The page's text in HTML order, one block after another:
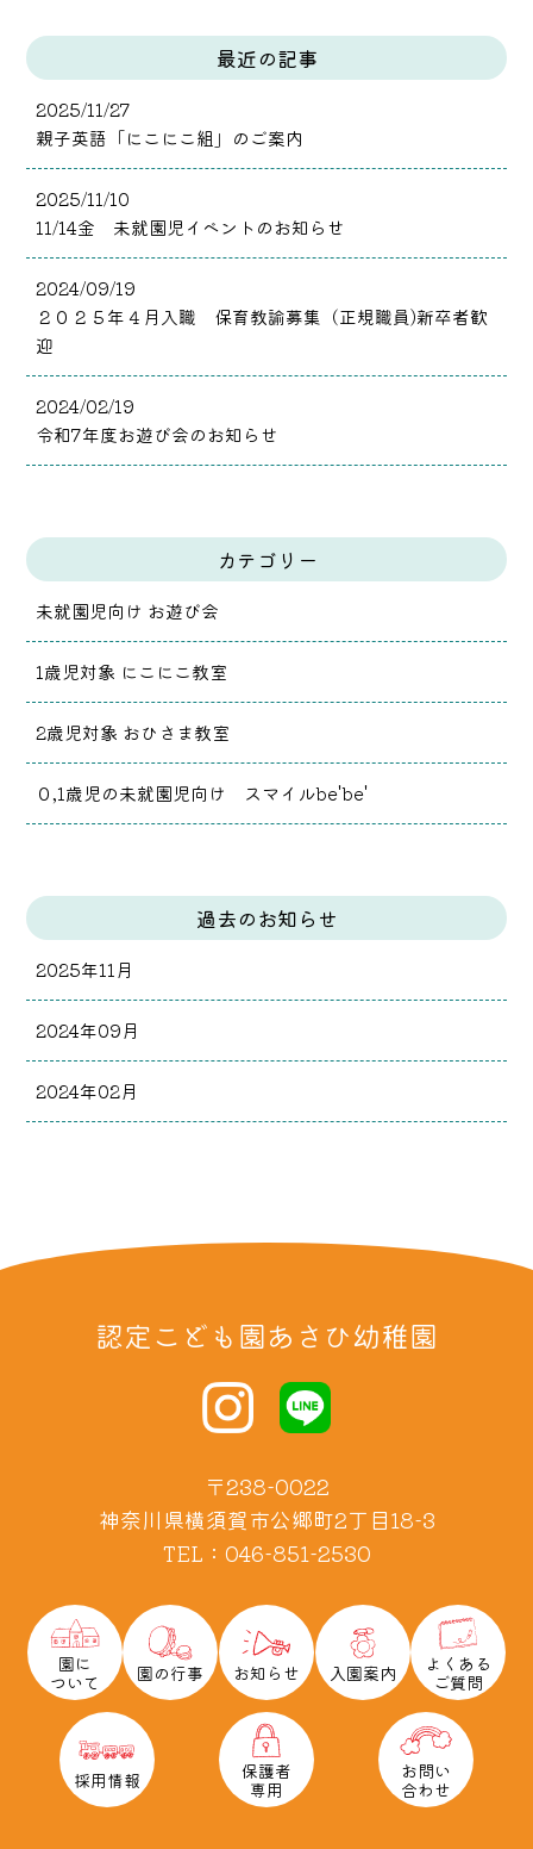
最近の記事
2025/11/27
親子英語「にこにこ組」のご案内
2025/11/10
11/14金 未就園児イベントのお知らせ
2024/09/19
２０２５年４月入職 保育教諭募集（正規職員)新卒者歓
迎
2024/02/19
令和7年度お遊び会のお知らせ
カテゴリー
未就園児向け お遊び会
1歳児対象 にこにこ教室
2歳児対象 おひさま教室
０,1歳児の未就園児向け スマイルbe'be'
過去のお知らせ
2025年11月
2024年09月
2024年02月
認定こども園あさひ幼稚園
〒238-0022
神奈川県横須賀市公郷町2丁目18-3
TEL：046-851-2530
園に
ついて
園の行事 お知らせ 入園案内
よくある
ご質問
採用情報
保護者
専用
お問い
合わせ